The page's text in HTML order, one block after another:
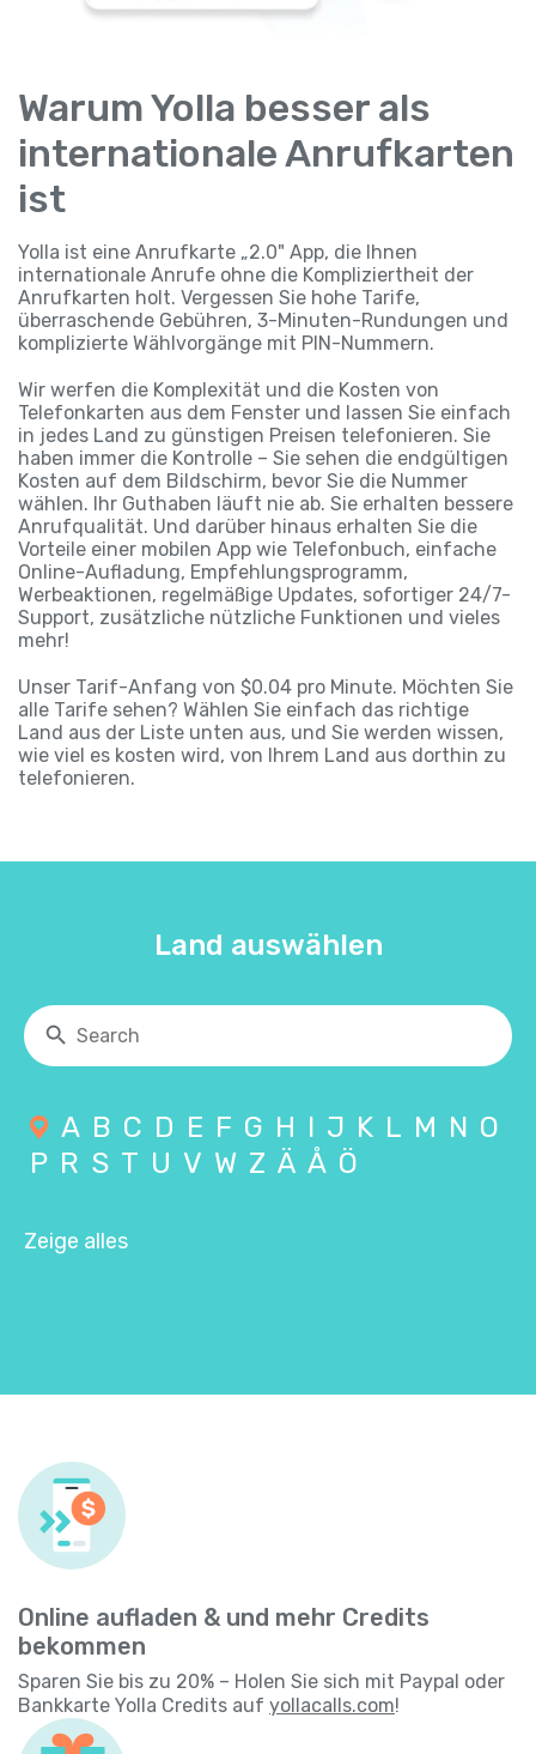
Warum Yolla besser als
internationale Anrufkarten
ist
Yolla ist eine Anrufkarte „2.0" App, die Ihnen
internationale Anrufe ohne die Kompliziertheit der
Anrufkarten holt. Vergessen Sie hohe Tarife,
überraschende Gebühren, 3-Minuten-Rundungen und
komplizierte Wählvorgänge mit PIN-Nummern.
Wir werfen die Komplexität und die Kosten von
Telefonkarten aus dem Fenster und lassen Sie einfach
in jedes Land zu günstigen Preisen telefonieren. Sie
haben immer die Kontrolle – Sie sehen die endgültigen
Kosten auf dem Bildschirm, bevor Sie die Nummer
wählen. Ihr Guthaben läuft nie ab. Sie erhalten bessere
Anrufqualität. Und darüber hinaus erhalten Sie die
Vorteile einer mobilen App wie Telefonbuch, einfache
Online-Aufladung, Empfehlungsprogramm,
Werbeaktionen, regelmäßige Updates, sofortiger 24/7-
Support, zusätzliche nützliche Funktionen und vieles
mehr!
Unser Tarif-Anfang von $0.04 pro Minute. Möchten Sie
alle Tarife sehen? Wählen Sie einfach das richtige
Land aus der Liste unten aus, und Sie werden wissen,
wie viel es kosten wird, von Ihrem Land aus dorthin zu
telefonieren.
Land auswählen
A B C D E F G H I J K L M N O
P R S T U V W Z Ä Å Ö
Zeige alles
Online aufladen & und mehr Credits
bekommen
Sparen Sie bis zu 20% – Holen Sie sich mit Paypal oder
Bankkarte Yolla Credits auf yollacalls.com!